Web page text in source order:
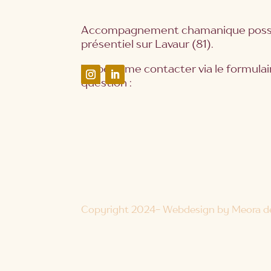
Accompagnement chamanique
présentiel sur Lavaur (81).
Tu peux me contacter via le
question :
Copyright 2024- Webdesign by Meora